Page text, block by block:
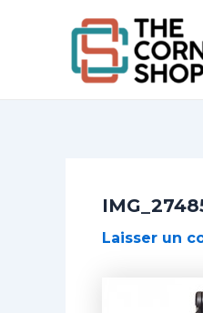
Laisser un
navigation